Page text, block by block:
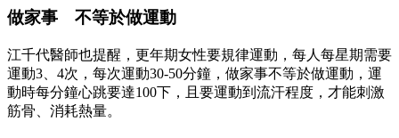
做家事 不等於做運動
江千代醫師也提醒，更年期女性要規律運動，每人每星期需要
運動3、4次，每次運動30-50分鐘，做家事不等於做運動，運
動時每分鐘心跳要達100下，且要運動到流汗程度，才能刺激
筋骨、消耗熱量。